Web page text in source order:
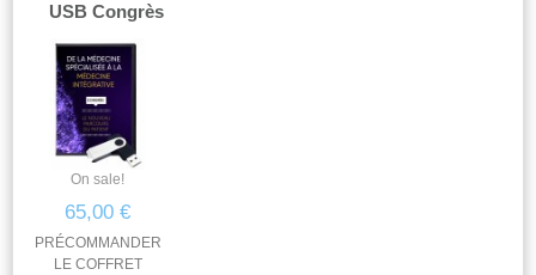
USB Congrès
On sale!
65,00 €
PRÉCOMMANDER
LE COFFRET